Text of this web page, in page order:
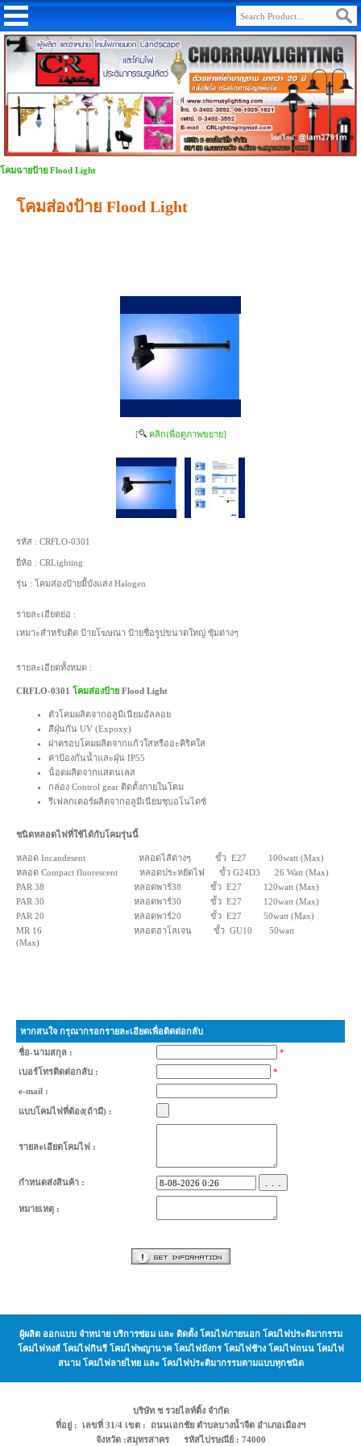
โคมฉายป้าย Flood Light
โคมส่องป้าย Flood Light
[ คลิกเพื่อดูภาพขยาย]
รหัส : CRFLO-0301
ยี่ห้อ : CRLighting
รุ่น : โคมส่องป้ายมีับังแสง Halogen
รายละเอียดย่อ :
เหมาะสำหรับติด ป้ายโฆษณา ป้ายชื่อรูปขนาดใหญ่ ซุ้มต่างๆ
รายละเอียดทั้งหมด :
CRFLO-0301 โคมส่องป้าย Flood Light
ตัวโคมผลิตจากอลูมีเนียมอัลลอย
สีฝุ่นกัน UV (Expoxy)
ฝาครอบโคมผลิตจากแก้วใสหรืออะคิริคใส
ค่าป้องกันน้ำและฝุ่น IP55
น็อตผลิตจากแสตนเลส
กล่อง Control gear ติดตั้งภายในโคม
รีเฟลกเตอร์ผลิตจากอลูมีเนียมชุบอโนไดซ์
ชนิดหลอดไฟที่ใช้ได้กับโคมรุ่นนี้
หลอด Incandesent หลอดไส้ต่างๆ ขั้ว E27 100watt (Max)
หลอด Compact fluorescent หลอดประหยัดไฟ ขั้ว G24D3 26 Watt (Max)
PAR 38 หลอดพาร์38 ขั้ว E27 120watt (Max)
PAR 30 หลอดพาร์30 ขั้ว E27 120watt (Max)
PAR 20 หลอดพาร์20 ขั้ว E27 50watt (Max)
MR 16 หลอดฮาโลเจน ขั้ว GU10 50watt
(Max)
หากสนใจ กรุณากรอกรายละเอียดเพื่อติดต่อกลับ
ชื่อ-นามสกุล :
*
เบอร์โทรติดต่อกลับ :
*
e-mail :
แบบโคมไฟที่ต้อง(ถ้ามี) :
รายละเอียดโคมไฟ :
กำหนดส่งสินค้า : . . .
หมายเหตุ :
ผู้ผลิต ออกแบบ จำหน่าย บริการซ่อม และ ติดตั้ง โคมไฟภายนอก โคมไฟประติมากรรม
โคมไฟหงส์ โคมไฟกินรี โคมไฟพญานาค โคมไฟมังกร โคมไฟช้าง โคมไฟถนน โคมไฟ
สนาม โคมไฟลายไทย และ โคมไฟประติมากรรมตามแบบทุกชนิด
บริษัท ช รวยไลท์ติ้ง จำกัด
ที่อยู่ : เลขที่ 31/4 เขต : ถนนเอกชัย ตำบลบางน้ำจืด อำเภอเมืองฯ
จังหวัด :สมุทรสาคร รหัสไปรษณีย์ : 74000